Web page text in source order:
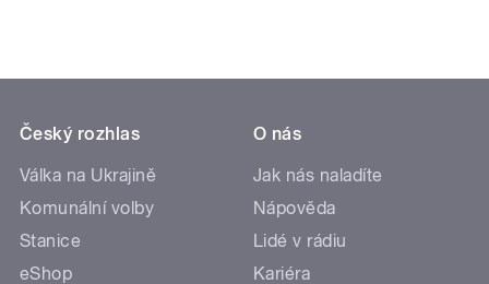
Český rozhlas
Válka na Ukrajině
Komunální volby
Stanice
eShop
O nás
Jak nás naladíte
Nápověda
Lidé v rádiu
Kariéra